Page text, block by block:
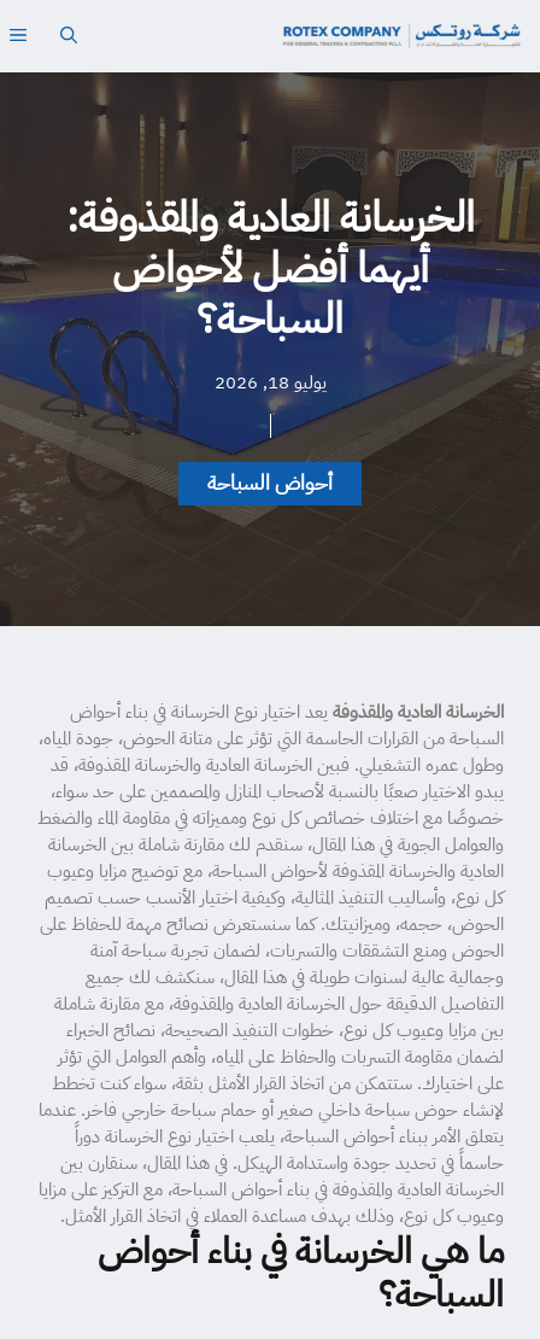
الخرسانة العادية والمقذوفة:
أيهما أفضل لأحواض
السباحة؟
يوليو 18, 2026
أحواض السباحة
الخرسانة العادية والمقذوفة يعد اختيار نوع الخرسانة في بناء أحواض
السباحة من القرارات الحاسمة التي تؤثر على متانة الحوض، جودة المياه،
وطول عمره التشغيلي. فبين الخرسانة العادية والخرسانة المقذوفة، قد
يبدو الاختيار صعبًا بالنسبة لأصحاب المنازل والمصممين على حد سواء،
خصوصًا مع اختلاف خصائص كل نوع ومميزاته في مقاومة الماء والضغط
والعوامل الجوية في هذا المقال، سنقدم لك مقارنة شاملة بين الخرسانة
العادية والخرسانة المقذوفة لأحواض السباحة، مع توضيح مزايا وعيوب
كل نوع، وأساليب التنفيذ المثالية، وكيفية اختيار الأنسب حسب تصميم
الحوض، حجمه، وميزانيتك. كما سنستعرض نصائح مهمة للحفاظ على
الحوض ومنع التشققات والتسربات، لضمان تجربة سباحة آمنة
وجمالية عالية لسنوات طويلة في هذا المقال، سنكشف لك جميع
التفاصيل الدقيقة حول الخرسانة العادية والمقذوفة، مع مقارنة شاملة
بين مزايا وعيوب كل نوع، خطوات التنفيذ الصحيحة، نصائح الخبراء
لضمان مقاومة التسربات والحفاظ على المياه، وأهم العوامل التي تؤثر
على اختيارك. ستتمكن من اتخاذ القرار الأمثل بثقة، سواء كنت تخطط
لإنشاء حوض سباحة داخلي صغير أو حمام سباحة خارجي فاخر. عندما
يتعلق الأمر ببناء أحواض السباحة، يلعب اختيار نوع الخرسانة دوراً
حاسماً في تحديد جودة واستدامة الهيكل. في هذا المقال، سنقارن بين
الخرسانة العادية والمقذوفة في بناء أحواض السباحة، مع التركيز على مزايا
وعيوب كل نوع، وذلك بهدف مساعدة العملاء في اتخاذ القرار الأمثل.
ما هي الخرسانة في بناء أحواض
السباحة؟